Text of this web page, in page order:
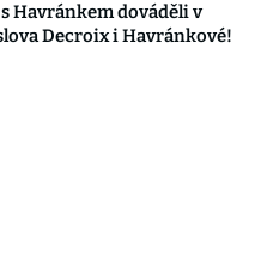
Havránkem dováděli v
Decroix i Havránkové!